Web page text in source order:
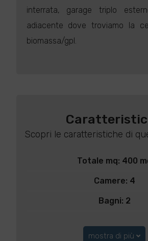
interrata, garage triplo
adiacente dove troviamo la
biomassa/gpl.
Scopri le caratteristiche di
Totale mq: 400
Camere: 4
Bagni: 2
mostra di più